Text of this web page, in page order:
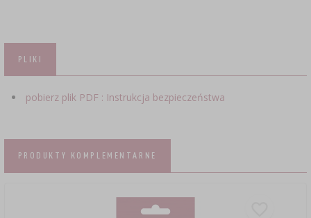
PLIKI
pobierz plik PDF : Instrukcja bezpieczeństwa
PRODUKTY KOMPLEMENTARNE